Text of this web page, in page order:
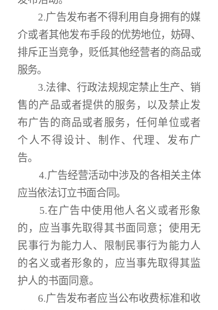
2.广告发布者不得利用自身拥有的媒
介或者其他发布手段的优势地位，妨碍、
排斥正当竞争，贬低其他经营者的商品或
服务。
3.法律、行政法规规定禁止生产、销
售的产品或者提供的服务，以及禁止发
布广告的商品或者服务，任何单位或者
个人不得设计、制作、代理、发布广
告。
4.广告经营活动中涉及的各相关主体
应当依法订立书面合同。
5.在广告中使用他人名义或者形象
的，应当事先取得其书面同意；使用无
民事行为能力人、限制民事行为能力人
的名义或者形象的，应当事先取得其监
护人的书面同意。
6.广告发布者应当公布收费标准和收